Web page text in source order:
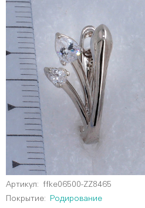
Артикул:
ffke06500-ZZ8465
Покрытие:
Родирование